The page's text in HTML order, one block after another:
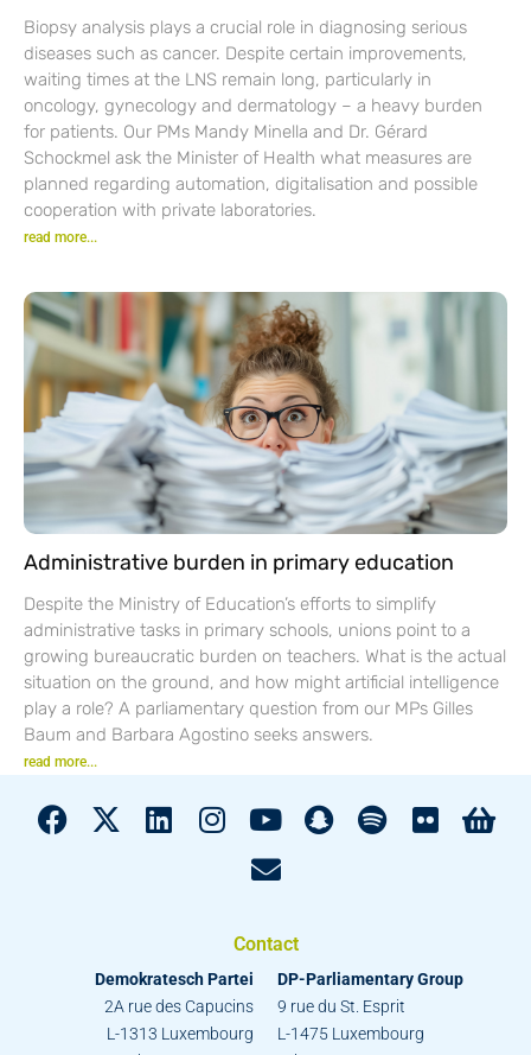
Biopsy analysis plays a crucial role in diagnosing serious
diseases such as cancer. Despite certain improvements,
waiting times at the LNS remain long, particularly in
oncology, gynecology and dermatology – a heavy burden
for patients. Our PMs Mandy Minella and Dr. Gérard
Schockmel ask the Minister of Health what measures are
planned regarding automation, digitalisation and possible
cooperation with private laboratories.
read more...
Administrative burden in primary education
Despite the Ministry of Education’s efforts to simplify
administrative tasks in primary schools, unions point to a
growing bureaucratic burden on teachers. What is the actual
situation on the ground, and how might artificial intelligence
play a role? A parliamentary question from our MPs Gilles
Baum and Barbara Agostino seeks answers.
read more...
Contact
Demokratesch Partei
2A rue des Capucins
L-1313 Luxembourg
DP-Parliamentary Group
9 rue du St. Esprit
L-1475 Luxembourg